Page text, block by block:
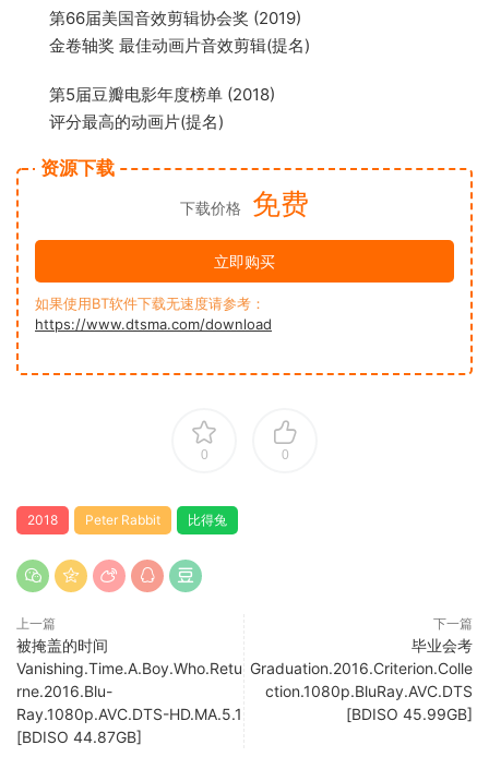
第66届美国音效剪辑协会奖 (2019)
金卷轴奖 最佳动画片音效剪辑(提名)
第5届豆瓣电影年度榜单 (2018)
评分最高的动画片(提名)
资源下载
下载价格 免费
立即购买
如果使用BT软件下载无速度请参考：
https://www.dtsma.com/download
0 0
2018 Peter Rabbit 比得兔
上一篇
被掩盖的时间
Vanishing.Time.A.Boy.Who.Retu
rne.2016.Blu-
Ray.1080p.AVC.DTS-HD.MA.5.1
[BDISO 44.87GB]
下一篇
毕业会考
Graduation.2016.Criterion.Colle
ction.1080p.BluRay.AVC.DTS
[BDISO 45.99GB]